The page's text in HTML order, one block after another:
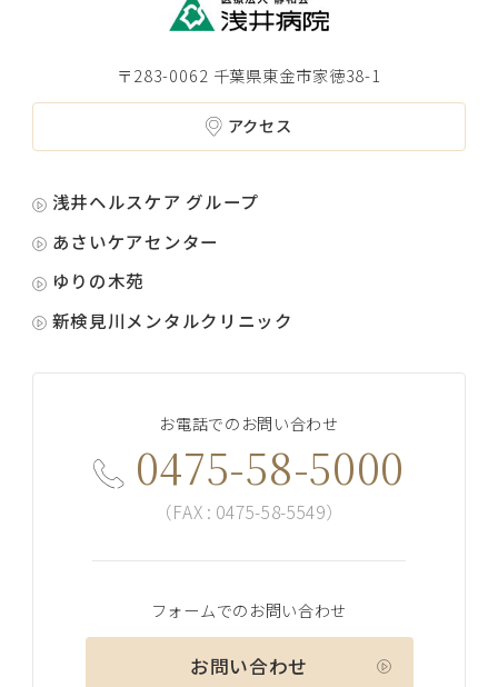
〒283-0062 千葉県東金市家徳38-1
アクセス
浅井ヘルスケア グループ
あさいケアセンター
ゆりの木苑
新検見川メンタルクリニック
お電話でのお問い合わせ
0475-58-5000
（FAX : 0475-58-5549）
フォームでのお問い合わせ
お問い合わせ